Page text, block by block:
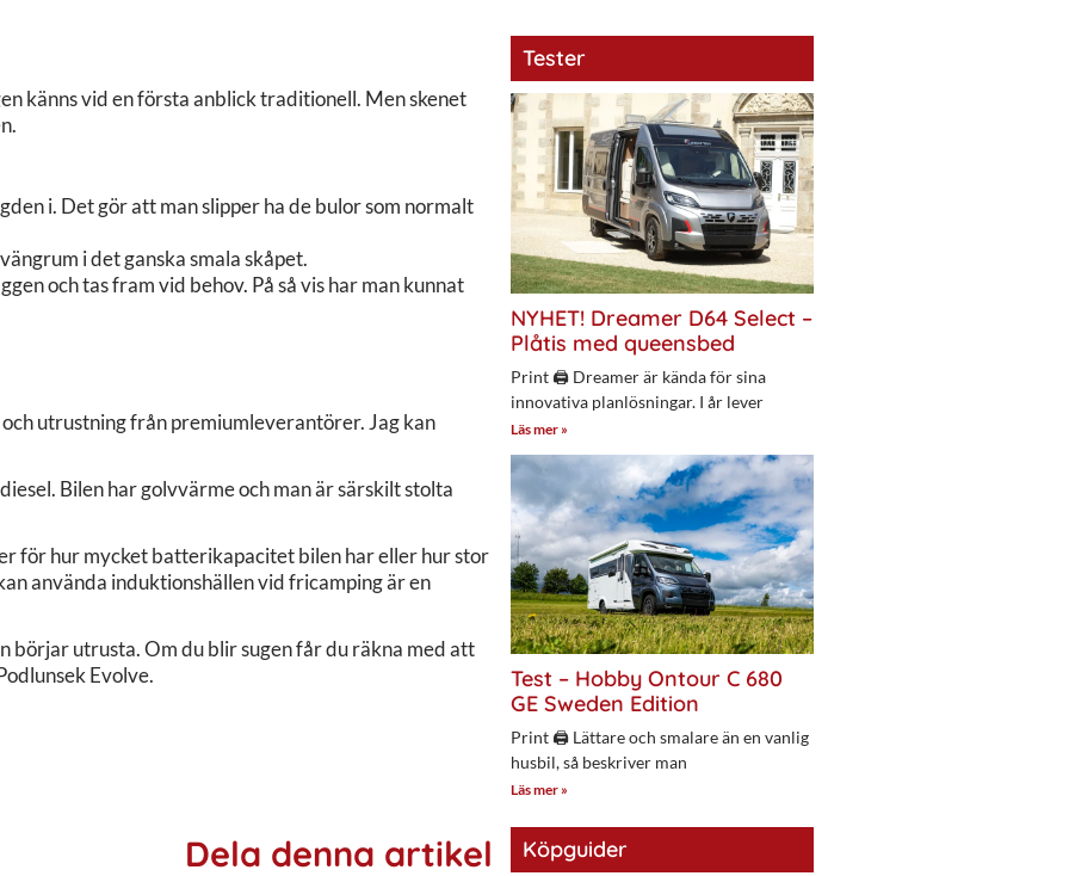
känns vid en första anblick traditionell. Men skenet
i. Det gör att man slipper ha de bulor som normalt
i det ganska smala skåpet.
och tas fram vid behov. På så vis har man kunnat
utrustning från premiumleverantörer. Jag kan
Bilen har golvvärme och man är särskilt stolta
för hur mycket batterikapacitet bilen har eller hur stor
använda induktionshällen vid fricamping är en
börjar utrusta. Om du blir sugen får du räkna med att
Evolve.
Dela denna artikel
Tester
NYHET! Dreamer D64 Select –
Plåtis med queensbed
Print 🖨 Dreamer är kända för sina
innovativa planlösningar. I år lever
Läs mer »
Test – Hobby Ontour C 680
GE Sweden Edition
Print 🖨 Lättare och smalare än en vanlig
husbil, så beskriver man
Läs mer »
Köpguider